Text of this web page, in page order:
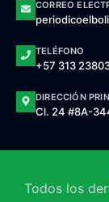
CORREO
TELÉFONO
+57 313
DIRECCIÓN
Cl. 24 #8A-
Todos los